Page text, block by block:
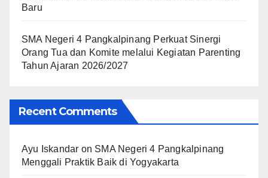
Baru
SMA Negeri 4 Pangkalpinang Perkuat Sinergi
Orang Tua dan Komite melalui Kegiatan Parenting
Tahun Ajaran 2026/2027
Recent Comments
Ayu Iskandar on SMA Negeri 4 Pangkalpinang
Menggali Praktik Baik di Yogyakarta